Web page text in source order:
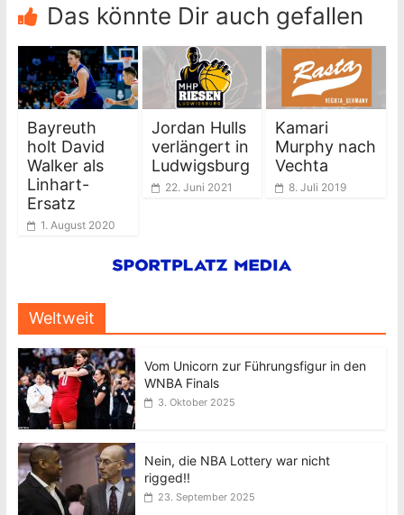
Das könnte Dir auch gefallen
Bayreuth
holt David
Walker als
Linhart-
Ersatz
1. August 2020
Jordan Hulls
verlängert in
Ludwigsburg
22. Juni 2021
Kamari
Murphy nach
Vechta
8. Juli 2019
Weltweit
Vom Unicorn zur Führungsfigur in den
WNBA Finals
3. Oktober 2025
Nein, die NBA Lottery war nicht
rigged!!
23. September 2025